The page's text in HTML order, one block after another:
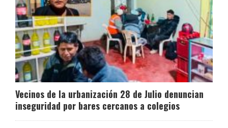
Vecinos de la urbanización 28 de Julio denuncian
inseguridad por bares cercanos a colegios